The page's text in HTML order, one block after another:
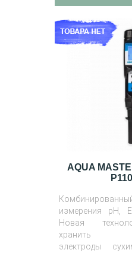
AQUA
измерения pH,
Новая
хранить
электроды